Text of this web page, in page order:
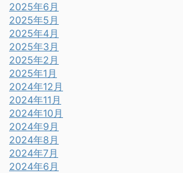
2025年6月
2025年5月
2025年4月
2025年3月
2025年2月
2025年1月
2024年12月
2024年11月
2024年10月
2024年9月
2024年8月
2024年7月
2024年6月